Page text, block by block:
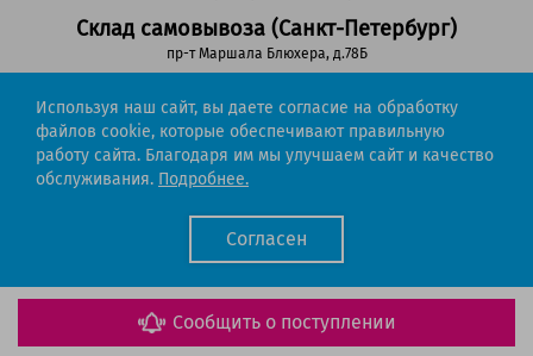
Сообщить о поступлении
Склад самовывоза (Санкт-Петербург)
пр-т Маршала Блюхера, д.78Б
Регионы РФ
8-800-302-51-53
(звонок бесплатный)
Cartridge.ru 2012-2026. Все права защищены
Используя наш сайт, вы даете согласие на обработку
файлов cookie, которые обеспечивают правильную
работу сайта. Благодаря им мы улучшаем сайт и качество
обслуживания. Подробнее.
Согласен